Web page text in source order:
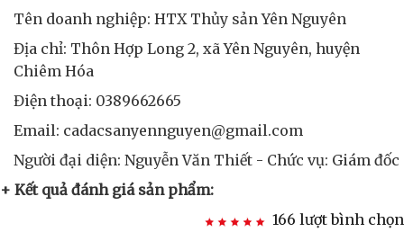
Tên doanh nghiệp: HTX Thủy sản Yên Nguyên
Địa chỉ: Thôn Hợp Long 2, xã Yên Nguyên, huyện
Chiêm Hóa
Điện thoại: 0389662665
Email: cadacsanyennguyen@gmail.com
Người đại diện: Nguyễn Văn Thiết - Chức vụ: Giám đốc
+ Kết quả đánh giá sản phẩm:
166 lượt bình chọn